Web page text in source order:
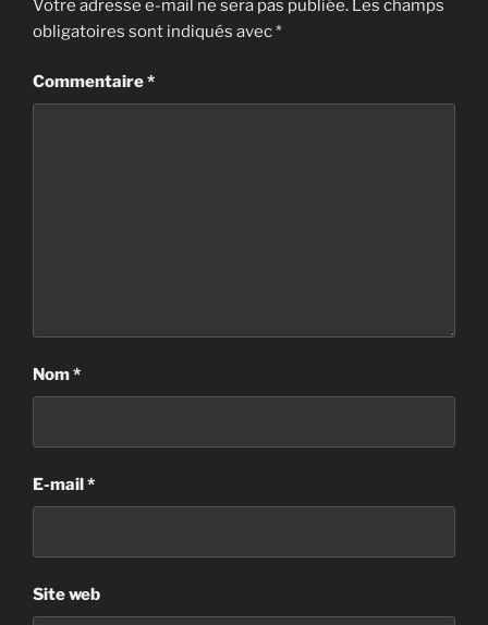
Votre adresse e-mail ne sera pas publiée. Les champs
obligatoires sont indiqués avec*
Commentaire*
Nom*
E-mail*
Site web